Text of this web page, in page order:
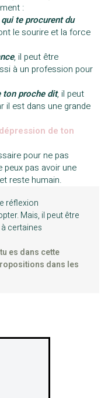
:
te procurent du
le sourire et la force
, il peut être
à un profession pour
ton proche dit, il peut
il est dans une grande
de ton
pour ne pas
peux pas avoir une
reste humain.
réflexion
Mais, il peut être
certaines
es dans cette
dans les